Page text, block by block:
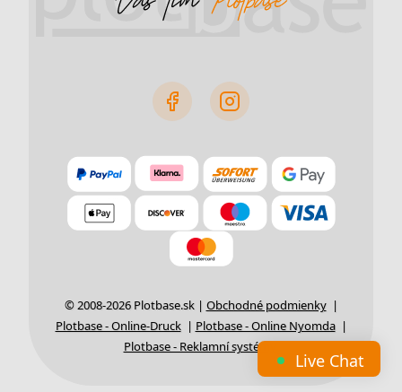
© 2008-2026 Plotbase.sk | Obchodné podmienky |
Plotbase - Online-Druck | Plotbase - Online Nyomda |
Plotbase - Reklamní systémy
Live Chat